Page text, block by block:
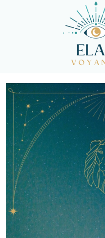
Panneau de gestion des cookies